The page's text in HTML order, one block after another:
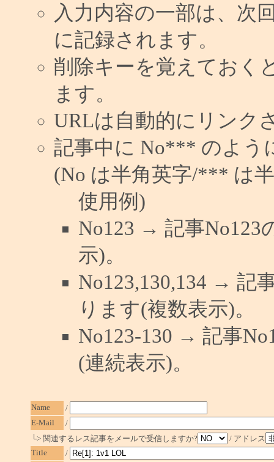
入力内容の一部は、次
に記録されます。
削除キーを覚えておく
ます。
URLは自動的にリンク
記事中に No*** のよう
(No は半角英字/*** は
使用例)
No123 → 記事No123
示)。
No123,130,134 → 記
ります(複数表示)。
No123-130 → 記事
(連続表示)。
Name
/
E-Mail
/
└> 関連するレス記事をメールで受信しますか?
/ アドレス
Title
/